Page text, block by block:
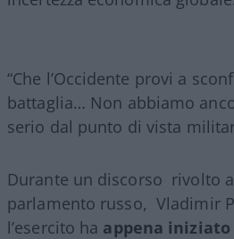
“Che l’Occidente provi a
battaglia… Non abbiamo
serio dal punto di vista
Durante un discorso rivolto
parlamento russo, Vladimir
l’esercito ha appena